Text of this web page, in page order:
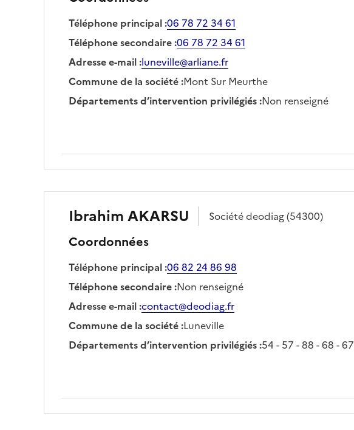
Téléphone principal:06 78 72 34 61
Téléphone secondaire:06 78 72 34 61
Adresse e-mail:luneville@arliane.fr
Commune de la société:Mont Sur Meurthe
Départements d’intervention privilégiés:Non renseigné
IbrahimAKARSU Sociétédeodiag(54300)
Coordonnées
Téléphone principal:06 82 24 86 98
Téléphone secondaire:Non renseigné
Adresse e-mail:contact@deodiag.fr
Commune de la société:Luneville
Départements d’intervention privilégiés:54 - 57 - 88 - 68 - 67